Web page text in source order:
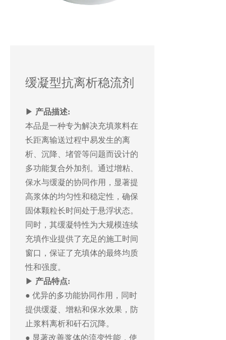
缓凝型抗离析稳流剂
▶ 产品描述:
本品是一种专为解决充填浆料在
长距离输送过程中易发生的离
析、沉降、堵管等问题而设计的
多功能复合外加剂。通过增粘、
保水与缓凝的协同作用，显著提
高浆体的均匀性和稳定性，确保
固体颗粒长时间处于悬浮状态。
同时，其缓凝特性为大规模连续
充填作业提供了充足的施工时间
窗口，保证了充填体的最终均质
性和强度。
▶ 产品特点:
● 优异的多功能协同作用，同时
提供缓凝、增粘和保水效果，防
止浆料离析和矸石沉降。
● 显著改善浆体的流变性能，使